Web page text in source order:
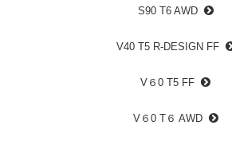
S90 T6 AWD
V40 T5 R-DESIGN FF
V６0 T5 FF
V６0 T６ AWD